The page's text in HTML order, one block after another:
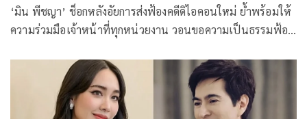
‘มิน พีชญา’ ช็อกหลังอัยการส่งฟ้องคดีดิไอคอนใหม่ ย้ำพร้อมให้
ความร่วมมือเจ้าหน้าที่ทุกหน่วยงาน วอนขอความเป็นธรรมฟ้อง